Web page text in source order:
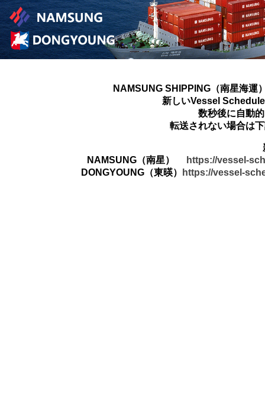
NAMSUNG SHIPPING（南星海運
新しいVessel
数秒後に自動
転送されない場合は
NAMSUNG（南星）
https://vessel-
DONGYOUNG（東暎）
https://vessel-